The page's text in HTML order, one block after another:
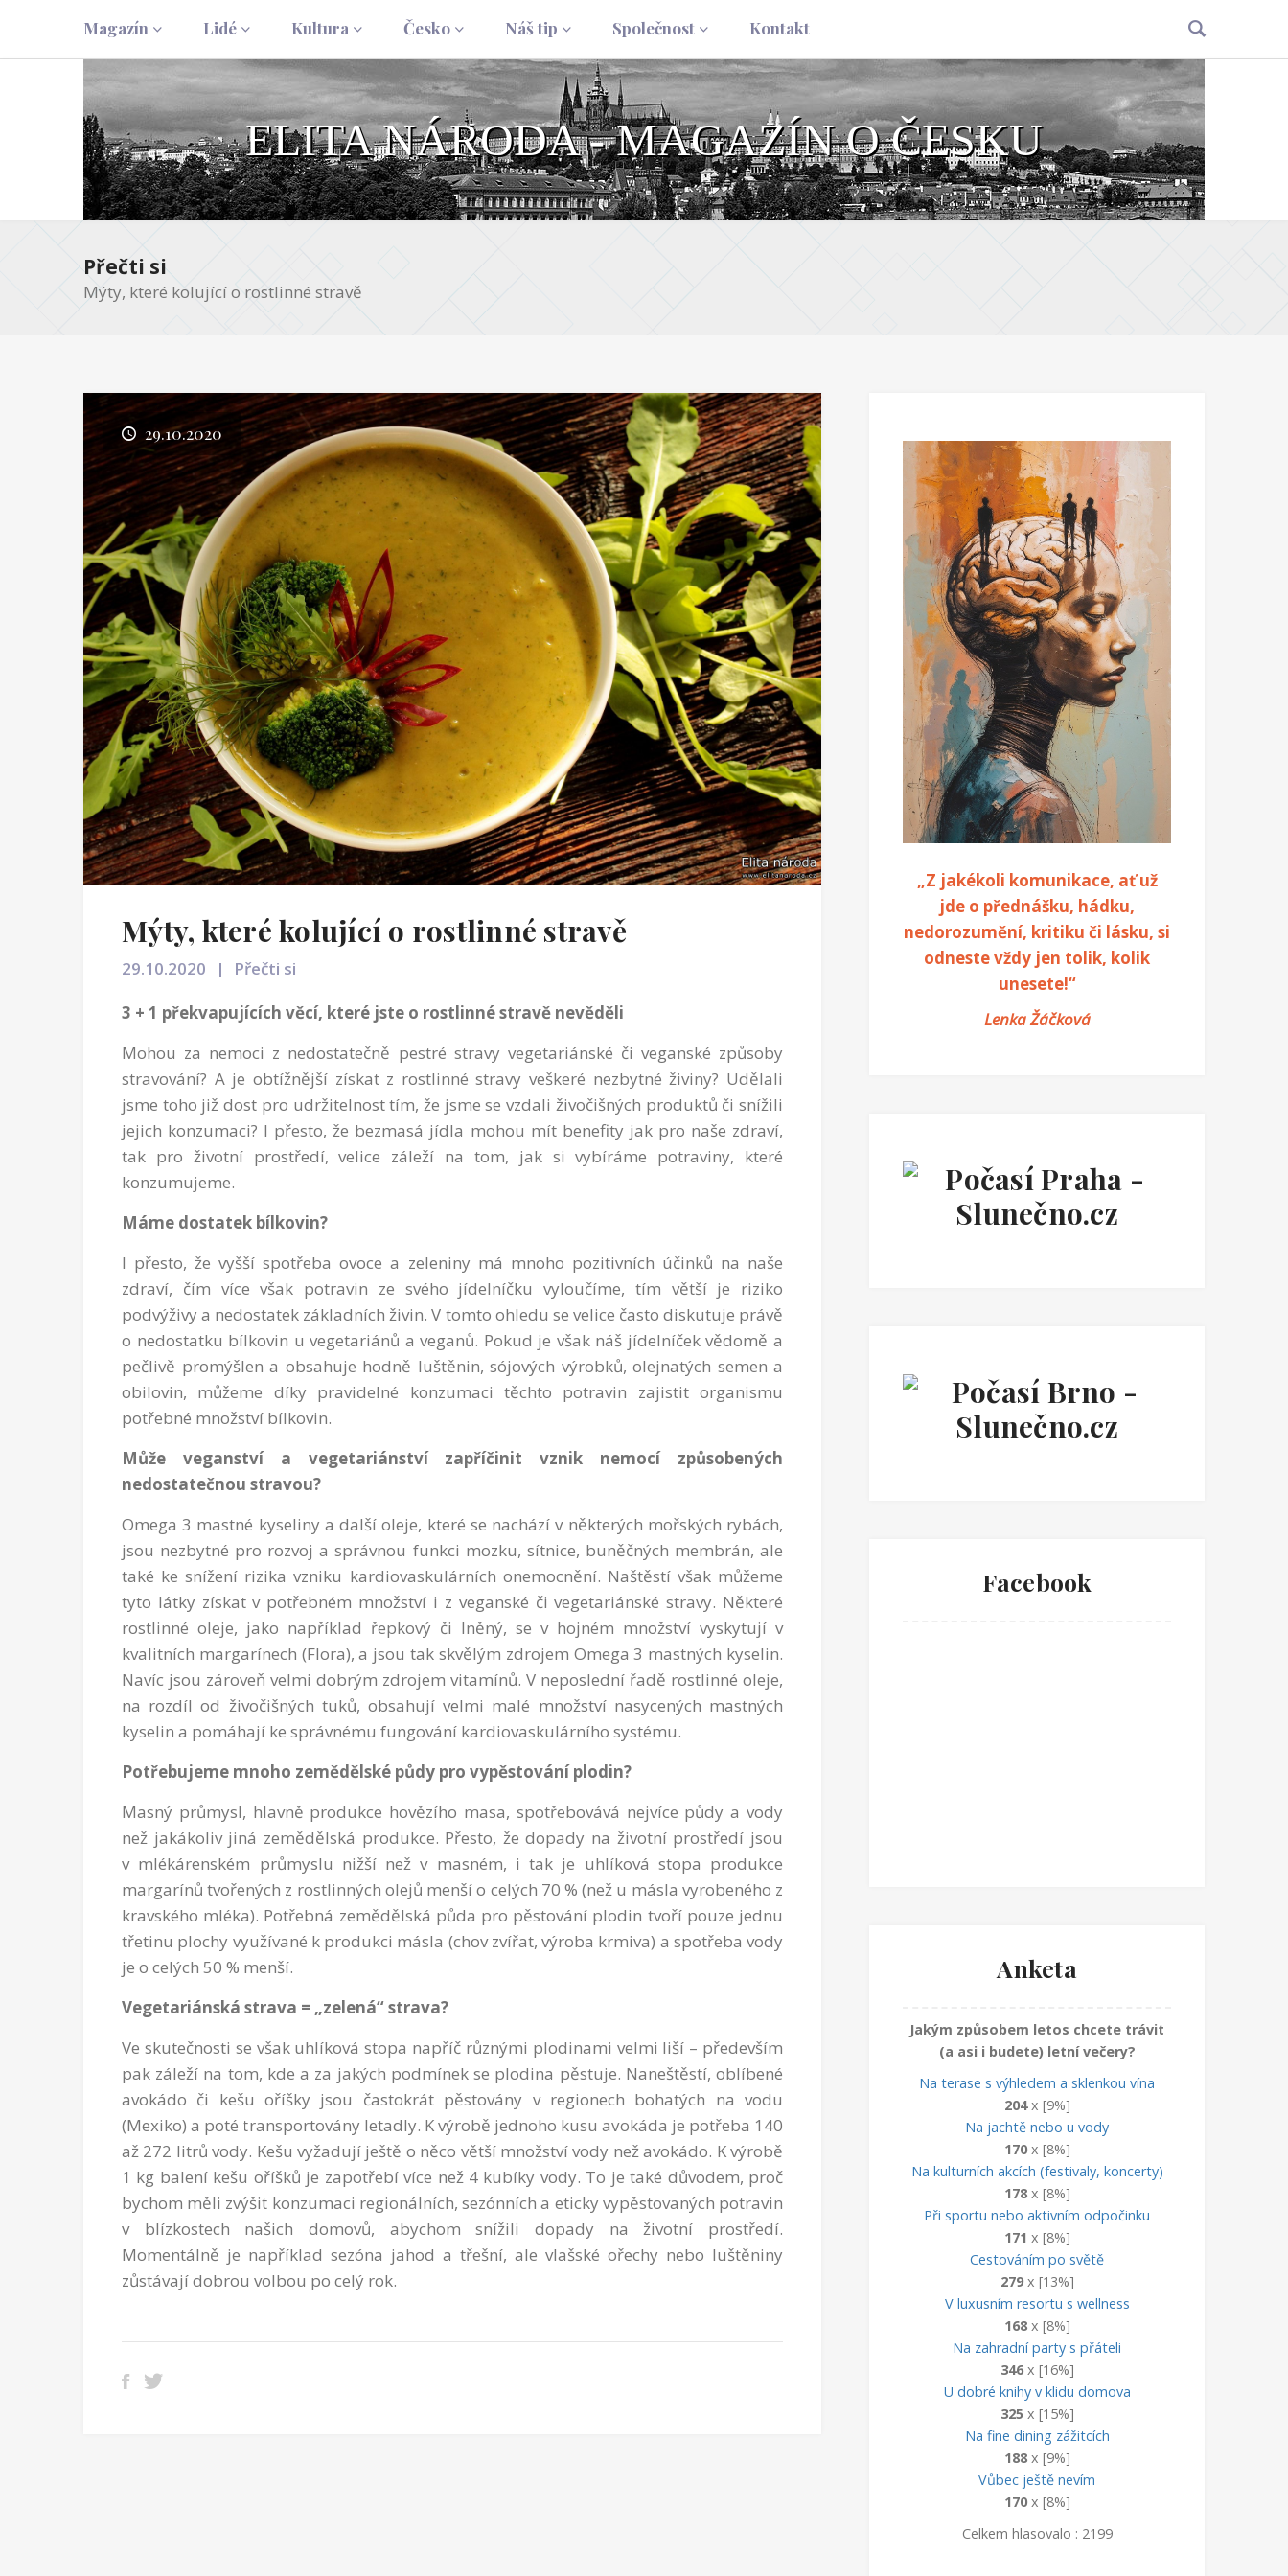
Magazín Lidé Kultura Česko Náš tip Společnost Kontakt
ELITA NÁRODA - MAGAZÍN O ČESKU
Přečti si
Mýty, které kolující o rostlinné stravě
29.10.2020
Mýty, které kolující o rostlinné stravě
29.10.2020
Přečti si
3 + 1 překvapujících věcí, které jste o rostlinné stravě nevěděli
Mohou za nemoci z nedostatečně pestré stravy vegetariánské či veganské způsoby
stravování? A je obtížnější získat z rostlinné stravy veškeré nezbytné živiny? Udělali
jsme toho již dost pro udržitelnost tím, že jsme se vzdali živočišných produktů či snížili
jejich konzumaci? I přesto, že bezmasá jídla mohou mít benefity jak pro naše zdraví,
tak pro životní prostředí, velice záleží na tom, jak si vybíráme potraviny, které
konzumujeme.
Máme dostatek bílkovin?
I přesto, že vyšší spotřeba ovoce a zeleniny má mnoho pozitivních účinků na naše
zdraví, čím více však potravin ze svého jídelníčku vyloučíme, tím větší je riziko
podvýživy a nedostatek základních živin. V tomto ohledu se velice často diskutuje právě
o nedostatku bílkovin u vegetariánů a veganů. Pokud je však náš jídelníček vědomě a
pečlivě promýšlen a obsahuje hodně luštěnin, sójových výrobků, olejnatých semen a
obilovin, můžeme díky pravidelné konzumaci těchto potravin zajistit organismu
potřebné množství bílkovin.
Může veganství a vegetariánství zapříčinit vznik nemocí způsobených
nedostatečnou stravou?
Omega 3 mastné kyseliny a další oleje, které se nachází v některých mořských rybách,
jsou nezbytné pro rozvoj a správnou funkci mozku, sítnice, buněčných membrán, ale
také ke snížení rizika vzniku kardiovaskulárních onemocnění. Naštěstí však můžeme
tyto látky získat v potřebném množství i z veganské či vegetariánské stravy. Některé
rostlinné oleje, jako například řepkový či lněný, se v hojném množství vyskytují v
kvalitních margarínech (Flora), a jsou tak skvělým zdrojem Omega 3 mastných kyselin.
Navíc jsou zároveň velmi dobrým zdrojem vitamínů. V neposlední řadě rostlinné oleje,
na rozdíl od živočišných tuků, obsahují velmi malé množství nasycených mastných
kyselin a pomáhají ke správnému fungování kardiovaskulárního systému.
Potřebujeme mnoho zemědělské půdy pro vypěstování plodin?
Masný průmysl, hlavně produkce hovězího masa, spotřebovává nejvíce půdy a vody
než jakákoliv jiná zemědělská produkce. Přesto, že dopady na životní prostředí jsou
v mlékárenském průmyslu nižší než v masném, i tak je uhlíková stopa produkce
margarínů tvořených z rostlinných olejů menší o celých 70 % (než u másla vyrobeného z
kravského mléka). Potřebná zemědělská půda pro pěstování plodin tvoří pouze jednu
třetinu plochy využívané k produkci másla (chov zvířat, výroba krmiva) a spotřeba vody
je o celých 50 % menší.
Vegetariánská strava = „zelená“ strava?
Ve skutečnosti se však uhlíková stopa napříč různými plodinami velmi liší – především
pak záleží na tom, kde a za jakých podmínek se plodina pěstuje. Naneštěstí, oblíbené
avokádo či kešu oříšky jsou častokrát pěstovány v regionech bohatých na vodu
(Mexiko) a poté transportovány letadly. K výrobě jednoho kusu avokáda je potřeba 140
až 272 litrů vody. Kešu vyžadují ještě o něco větší množství vody než avokádo. K výrobě
1 kg balení kešu oříšků je zapotřebí více než 4 kubíky vody. To je také důvodem, proč
bychom měli zvýšit konzumaci regionálních, sezónních a eticky vypěstovaných potravin
v blízkostech našich domovů, abychom snížili dopady na životní prostředí.
Momentálně je například sezóna jahod a třešní, ale vlašské ořechy nebo luštěniny
zůstávají dobrou volbou po celý rok.
„Z jakékoli komunikace, ať už
jde o přednášku, hádku,
nedorozumění, kritiku či lásku, si
odneste vždy jen tolik, kolik
unesete!“
Lenka Žáčková
Facebook
Anketa
Jakým způsobem letos chcete trávit
(a asi i budete) letní večery?
Na terase s výhledem a sklenkou vína
204x [9%]
Na jachtě nebo u vody
170x [8%]
Na kulturních akcích (festivaly, koncerty)
178x [8%]
Při sportu nebo aktivním odpočinku
171 x [8%]
Cestováním po světě
279x [13%]
V luxusním resortu s wellness
168x [8%]
Na zahradní party s přáteli
346x [16%]
U dobré knihy v klidu domova
325 x [15%]
Na fine dining zážitcích
188x [9%]
Vůbec ještě nevím
170x [8%]
Celkem hlasovalo : 2199